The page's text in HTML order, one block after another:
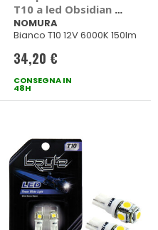
T10 a led Obsidian -
NOMURA
NOMURA
Bianco T10 12V 6000K 150lm
34,20 €
CONSEGNA IN
48H